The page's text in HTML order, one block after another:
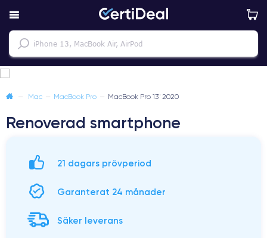
— Mac — MacBook Pro — MacBook Pro 13" 2020
Renoverad smartphone
21 dagars prövperiod
Garanterat 24 månader
Säker leverans